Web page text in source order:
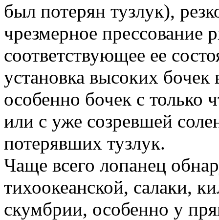
был потерян тузлук),
чрезмерное прессование
соответствующее ее
установка высоких
особенно бочек с
или с уже созревшей
потерявших тузлук.
Чаще всего лопанец
тихоокеанской, салаки,
скумбрии, особенно у